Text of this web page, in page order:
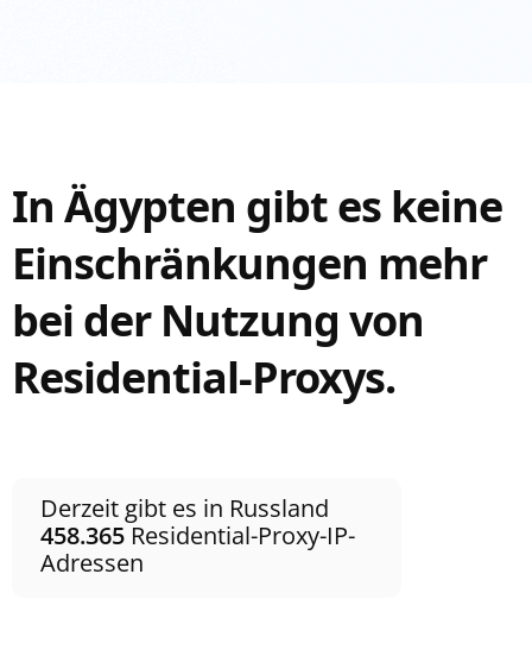
In Ägypten gibt es keine
Einschränkungen mehr
bei der Nutzung von
Residential-Proxys.
Derzeit gibt es in Russland
458.365 Residential-Proxy-IP-
Adressen